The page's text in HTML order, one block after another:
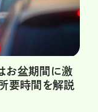
お盆期間に激
要時間を解説